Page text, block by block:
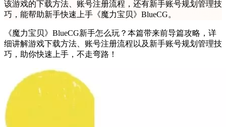
该游戏的下载方法、账号注册流程，还有新手账号规划管理技
巧，能帮助新手快速上手《魔力宝贝》BlueCG。
《魔力宝贝》BlueCG新手怎么玩？本篇带来前导篇攻略，详
细讲解游戏下载方法、账号注册流程以及新手账号规划管理技
巧，助你快速上手，不走弯路！